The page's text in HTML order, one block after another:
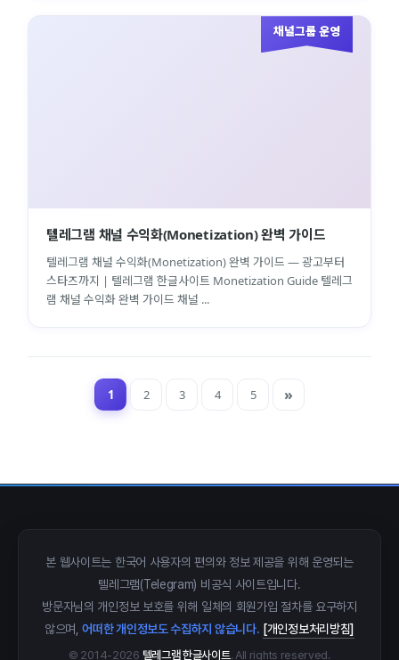
채널그룹 운영
텔레그램 채널 수익화(Monetization) 완벽 가이드
텔레그램 채널 수익화(Monetization) 완벽 가이드 — 광고부터
스타즈까지 | 텔레그램 한글사이트 Monetization Guide 텔레그
램 채널 수익화 완벽 가이드 채널 ...
1 2 3 4 5
본 웹사이트는 한국어 사용자의 편의와 정보 제공을 위해 운영되는
텔레그램(Telegram) 비공식 사이트입니다.
방문자님의 개인정보 보호를 위해 일체의 회원가입 절차를 요구하지
않으며,어떠한 개인정보도 수집하지 않습니다. [개인정보처리방침]
© 2014-2026 텔레그램 한글사이트. All rights reserved.
지갑·미니앱
Home 바로가기